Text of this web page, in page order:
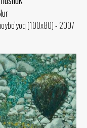
(100x80) - 2007